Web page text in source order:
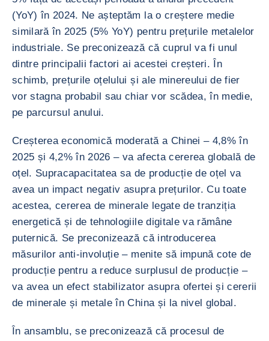
(YoY) în 2024. Ne așteptăm la o creștere medie
similară în 2025 (5% YoY) pentru prețurile metalelor
industriale. Se preconizează că cuprul va fi unul
dintre principalii factori ai acestei creșteri. În
schimb, prețurile oțelului și ale minereului de fier
vor stagna probabil sau chiar vor scădea, în medie,
pe parcursul anului.
Creșterea economică moderată a Chinei – 4,8% în
2025 și 4,2% în 2026 – va afecta cererea globală de
oțel. Supracapacitatea sa de producție de oțel va
avea un impact negativ asupra prețurilor. Cu toate
acestea, cererea de minerale legate de tranziția
energetică și de tehnologiile digitale va rămâne
puternică. Se preconizează că introducerea
măsurilor anti-involuție – menite să impună cote de
producție pentru a reduce surplusul de producție –
va avea un efect stabilizator asupra ofertei și cererii
de minerale și metale în China și la nivel global.
În ansamblu, se preconizează că procesul de